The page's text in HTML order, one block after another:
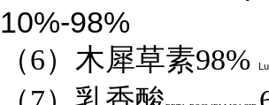
10%-98%
（6）木犀草素98%